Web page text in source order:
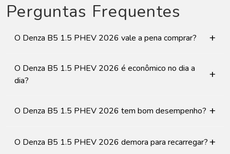
Perguntas Frequentes
O Denza B5 1.5 PHEV 2026 vale a pena comprar? +
O Denza B5 1.5 PHEV 2026 é econômico no dia a
dia?
+
O Denza B5 1.5 PHEV 2026 tem bom desempenho? +
O Denza B5 1.5 PHEV 2026 demora para recarregar?+